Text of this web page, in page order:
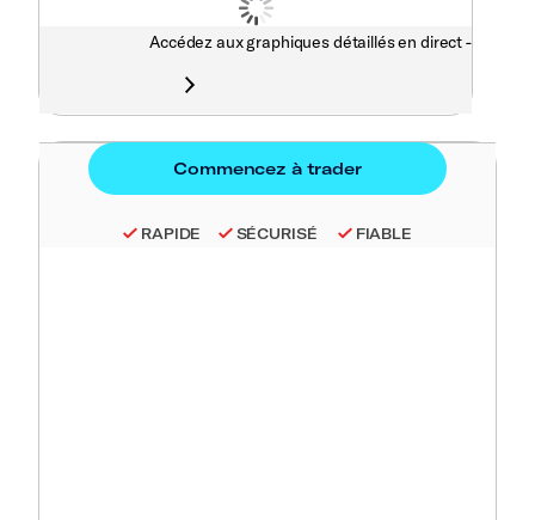
Accédez aux graphiques détaillés en direct -
RAPIDE SÉCURISÉ FIABLE